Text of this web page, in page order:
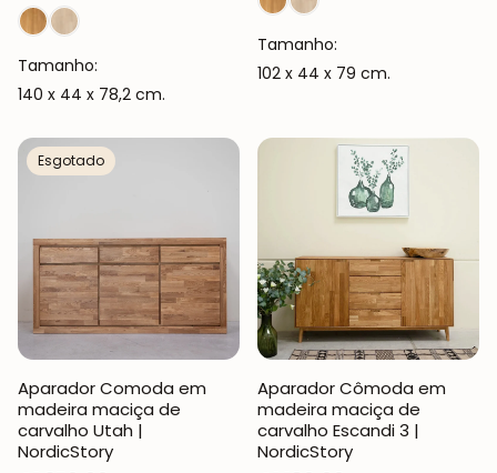
Tamanho:
140 x 44 x 78,2 cm.
Tamanho:
102 x 44 x 79 cm.
Esgotado
Aparador Comoda em
madeira maciça de
carvalho Utah |
NordicStory
Aparador Cômoda em
madeira maciça de
carvalho Escandi 3 |
NordicStory